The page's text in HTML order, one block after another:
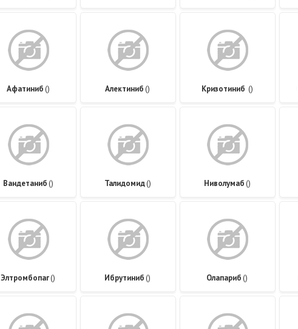
Афатиниб () Алектиниб () Кризотиниб ()
Вандетаниб () Талидомид() Ниволумаб ()
Элтромбопаг() Ибрутиниб () Олапариб ()